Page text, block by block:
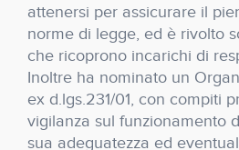
attenersi per assicurare il
norme di legge, ed è rivolto
che ricoprono incarichi di
Inoltre ha nominato un
ex d.lgs.231/01, con compiti
vigilanza sul funzionamento
sua adeguatezza ed